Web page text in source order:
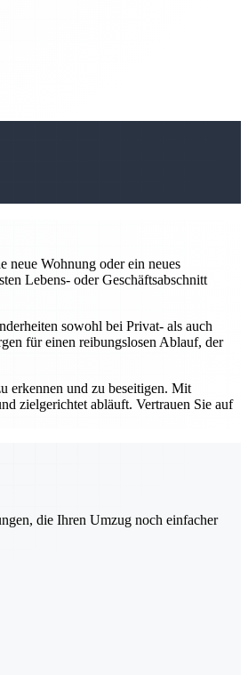
neue Wohnung oder ein neues
Lebens- oder Geschäftsabschnitt
sowohl bei Privat- als auch
für einen reibungslosen Ablauf, der
erkennen und zu beseitigen. Mit
zielgerichtet abläuft. Vertrauen Sie auf
die Ihren Umzug noch einfacher